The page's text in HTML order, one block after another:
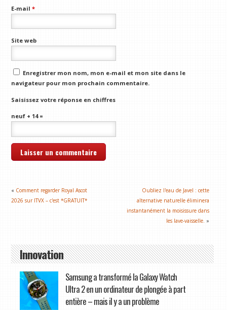
E-mail*
Site web
Enregistrer mon nom, mon e-mail et mon site dans le
navigateur pour mon prochain commentaire.
Saisissez votre réponse en chiffres
neuf + 14 =
« Comment regarder Royal Ascot
2026 sur ITVX – c'est *GRATUIT*
Oubliez l'eau de Javel : cette
alternative naturelle éliminera
instantanément la moisissure dans
les lave-vaisselle. »
Innovation
Samsung a transformé la Galaxy Watch
Ultra 2 en un ordinateur de plongée à part
entière – mais il y a un problème